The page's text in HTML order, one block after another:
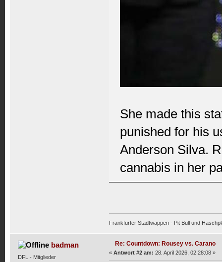
She made this
punished for his
Anderson Silva.
cannabis in her
Frankfurter Stadtwappen - Pit Bull und
badman
DFL - Mitglieder
Re: Countdown: Rousey vs. Carano
« Antwort #2 am: 28. April 2026, 02:28:08 »